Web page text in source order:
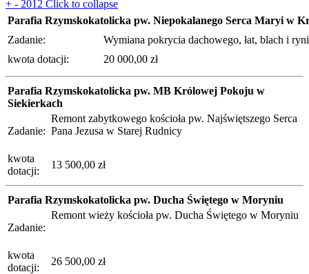
+ - 2012 Click to collapse
Parafia Rzymskokatolicka pw. Niepokalanego Serca Maryi w
Zadanie:
Wymiana pokrycia dachowego, łat,
kwota dotacji:
20 000,00 zł
Parafia Rzymskokatolicka pw. MB Królowej Pokoju w
Siekierkach
Zadanie:
Remont zabytkowego kościoła pw. Najświętszego Serca
Pana Jezusa w Starej Rudnicy
kwota
dotacji:
13 500,00 zł
Parafia Rzymskokatolicka pw. Ducha Świętego w Moryniu
Zadanie:
Remont wieży kościoła pw. Ducha Świętego w Moryniu
kwota
dotacji:
26 500,00 zł